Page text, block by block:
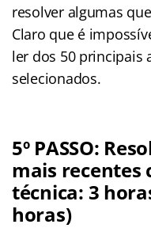
resolver algumas
Claro que é
ler dos 50 principais
selecionados.
5º PASSO:
mais recentes
técnica: 3
horas)